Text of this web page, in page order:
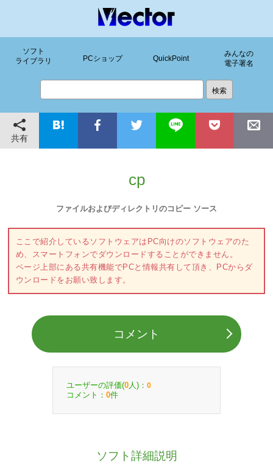
ソフト
ライブラリ
PCショップ QuickPoint
みんなの
電子署名
共有
cp
ファイルおよびディレクトリのコピー ソース
ここで紹介しているソフトウェアはPC向けのソフトウェアのた
め、スマートフォンでダウンロードすることができません。
ページ上部にある共有機能でPCと情報共有して頂き、PCからダ
ウンロードをお願い致します。
コメント
ユーザーの評価(0 人)： 0
コメント： 0件
ソフト詳細説明